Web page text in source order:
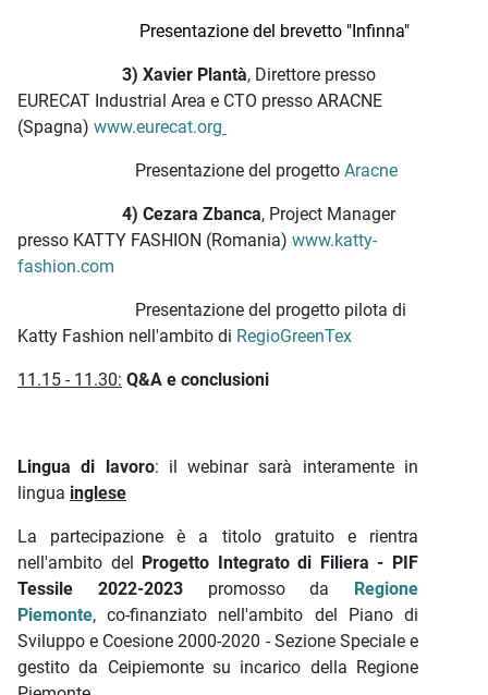
Presentazione del brevetto "Infinna"
3) Xavier Plantà, Direttore presso
EURECAT Industrial Area e CTO presso ARACNE
(Spagna) www.eurecat.org
Presentazione del progetto Aracne
4) Cezara Zbanca, Project Manager
presso KATTY FASHION (Romania) www.katty-
fashion.com
Presentazione del progetto pilota di
Katty Fashion nell'ambito di RegioGreenTex
11.15 - 11.30: Q&A e conclusioni
Lingua di lavoro: il webinar sarà interamente in
lingua inglese
La partecipazione è a titolo gratuito e rientra
nell'ambito del
Progetto Integrato di Filiera - PIF
Tessile 2022-2023promosso da
Regione
Piemonte, co-finanziato nell'ambito del Piano di
Sviluppo e Coesione 2000-2020 - Sezione Speciale e
gestito da Ceipiemonte su incarico della Regione